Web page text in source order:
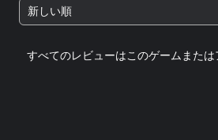
新しい順
すべてのレビューはこのゲームまた